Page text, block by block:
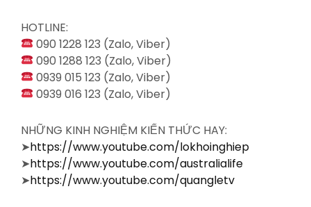
HOTLINE:
090 1228 123 (Zalo, Viber)
090 1288 123 (Zalo, Viber)
0939 015 123 (Zalo, Viber)
0939 016 123 (Zalo, Viber)
NHỮNG KINH NGHIỆM KIẾN THỨC HAY:
➤https://www.youtube.com/lokhoinghiep
➤https://www.youtube.com/australialife
➤https://www.youtube.com/quangletv